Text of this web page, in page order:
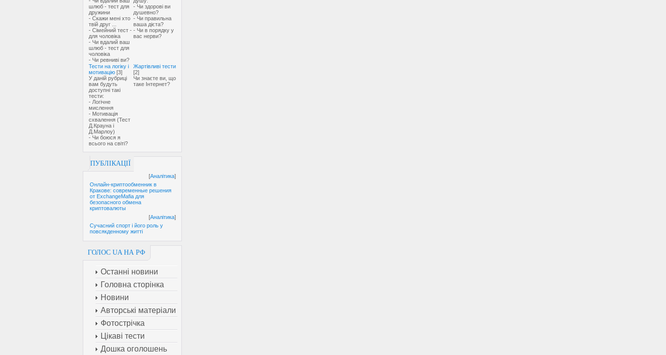
шлюб - тест для
дружини
- Скажи мені хто
твій друг ...
- Сімейний тест -
для чоловіка
- Чи вдалий ваш
шлюб - тест для
чоловіка
- Чи ревниві ви?
- Чи здорові ви
душевно?
- Чи правильна
ваша дієта?
- Чи в порядку у
вас нерви?
Тести на логіку і
мотивацію [3]
У даній рубриці
вам будуть
доступні такі
тести:
- Логічне
мислення
- Мотивація
схвалення (Тест
Д.Крауна і
Д.Марлоу)
- Чи боюся я
всього на світі?
Жартівливі тести
[2]
Чи знаєте ви, що
таке Інтернет?
ПУБЛІКАЦІЇ
[Аналітика]
Онлайн-криптообменник в
Кракове: современные решения
от ExchangeMafia для
безопасного обмена
криптовалюты
[Аналітика]
Сучасний спорт і його роль у
повсякденному житті
ГОЛОС UA НА РФ
Останні новини
Головна сторінка
Новини
Авторські матеріали
Фотострічка
Цікаві тести
Дошка оголошень